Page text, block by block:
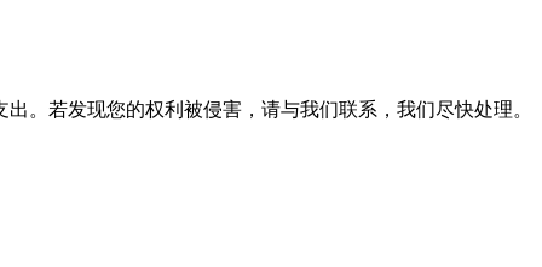
。若发现您的权利被侵害，请与我们联系，我们尽快处理。